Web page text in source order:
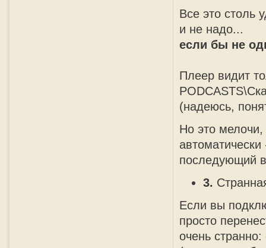
Все это столь
и не надо...
если бы не
Плеер видит
(надеюсь,
Но это
последующий
3.
Если вы
просто
очень